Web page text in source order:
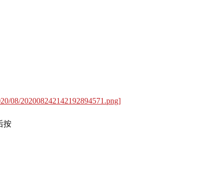
08/202008242142192894571.png]
按